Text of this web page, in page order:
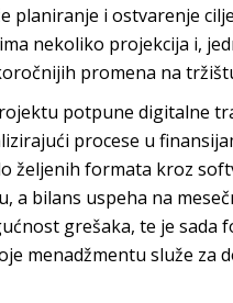
planiranje i ostvarenje
nekoliko projekcija i,
promena na
potpune digitalne
procese u
željenih formata kroz
a bilans uspeha na
grešaka, te je sada
menadžmentu služe za